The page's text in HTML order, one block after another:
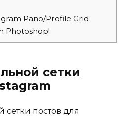
Pano/Profile Grid
Photoshop!
сетки